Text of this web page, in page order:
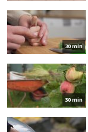
30 min
30 min